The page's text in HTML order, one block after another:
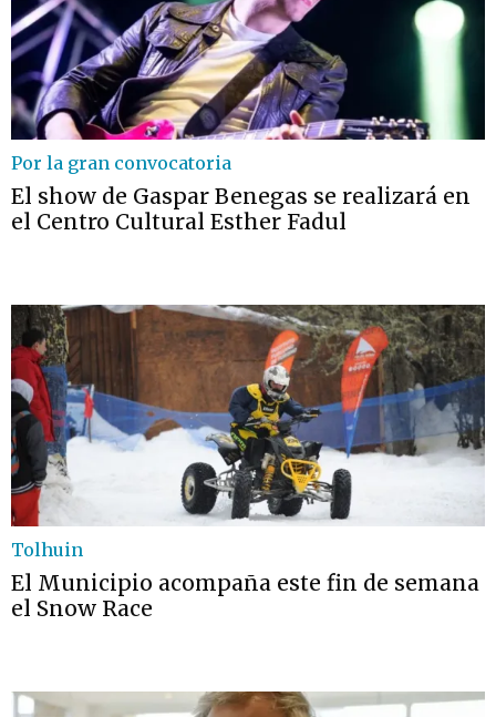
Por la gran convocatoria
El show de Gaspar Benegas se realizará en
el Centro Cultural Esther Fadul
Tolhuin
El Municipio acompaña este fin de semana
el Snow Race